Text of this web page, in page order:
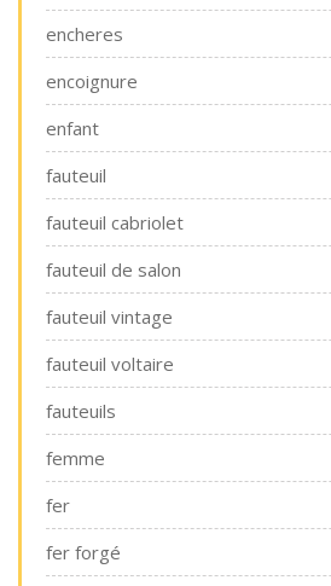
encheres
encoignure
enfant
fauteuil
fauteuil cabriolet
fauteuil de salon
fauteuil vintage
fauteuil voltaire
fauteuils
femme
fer
fer forgé